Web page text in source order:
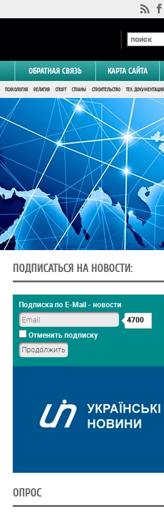
ОБРАТНАЯ СВЯЗЬ КАРТА САЙТА
ПСИХОЛОГИЯ РЕЛИГИЯ СПОРТ СТРАНЫ СТРОИТЕЛЬСТВО ТЕХ. ДОКУМЕНТАЦИЯ
ПОДПИСАТЬСЯ НА НОВОСТИ:
Подписка по E-Mail - новости
4700
Отменить подписку
ОПРОС